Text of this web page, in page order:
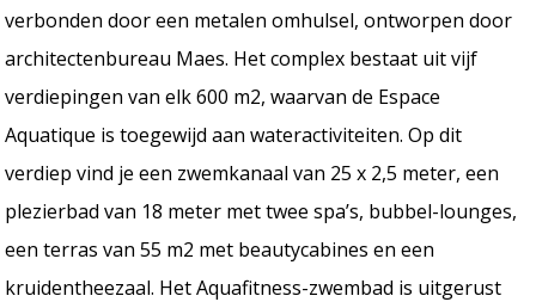
verbonden door een metalen omhulsel, ontworpen door
architectenbureau Maes. Het complex bestaat uit vijf
verdiepingen van elk 600 m2, waarvan de Espace
Aquatique is toegewijd aan wateractiviteiten. Op dit
verdiep vind je een zwemkanaal van 25 x 2,5 meter, een
plezierbad van 18 meter met twee spa’s, bubbel-lounges,
een terras van 55 m2 met beautycabines en een
kruidentheezaal. Het Aquafitness-zwembad is uitgerust